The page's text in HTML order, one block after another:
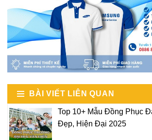
BÀI VIẾT LIÊN QUAN
Top 10+ Mẫu Đồng Phục
Đẹp, Hiện Đại 2025